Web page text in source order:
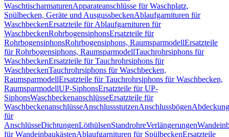
WaschtischarmaturenApparateanschlüsse für Waschplatz,
Spülbecken, Geräte und AusgussbeckenAblaufgarnituren für
WaschbeckenErsatzteile für Ablaufgarnituren für
WaschbeckenRohrbogensiphonsErsatzteile für
RohrbogensiphonsRohrbogensiphons, RaumsparmodellErsatzteile
für Rohrbogensiphons, RaumsparmodellTauchrohrsiphons für
WaschbeckenErsatzteile für Tauchrohrsiphons für
WaschbeckenTauchrohrsiphons für Waschbecken,
RaumsparmodellErsatzteile für Tauchrohrsiphons für Waschbecken,
RaumsparmodellUP-SiphonsErsatzteile für UP-
SiphonsWaschbeckenanschlüsseErsatzteile für
WaschbeckenanschlüsseAnschlussstutzenAnschlussbögen
für
AnschlüsseDichtungenLöthülsenStandrohreVerlängerungen
für WandeinbaukästenAblaufgarnituren für SpülbeckenErsatzteile